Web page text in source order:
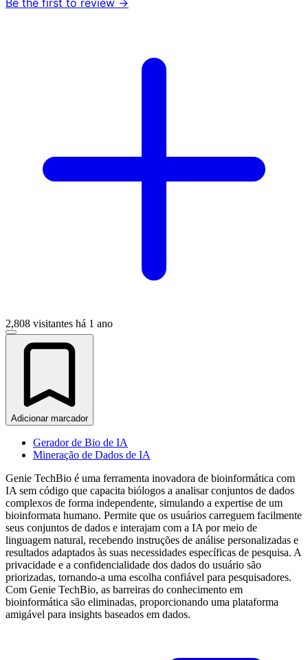
Be the first to review →
2,808 visitantes há 1 ano
Adicionar marcador
Gerador de Bio de IA
Mineração de Dados de IA
Genie TechBio é uma ferramenta inovadora de bioinformática com
IA sem código que capacita biólogos a analisar conjuntos de dados
complexos de forma independente, simulando a expertise de um
bioinformata humano. Permite que os usuários carreguem facilmente
seus conjuntos de dados e interajam com a IA por meio de
linguagem natural, recebendo instruções de análise personalizadas e
resultados adaptados às suas necessidades específicas de pesquisa. A
privacidade e a confidencialidade dos dados do usuário são
priorizadas, tornando-a uma escolha confiável para pesquisadores.
Com Genie TechBio, as barreiras do conhecimento em
bioinformática são eliminadas, proporcionando uma plataforma
amigável para insights baseados em dados.